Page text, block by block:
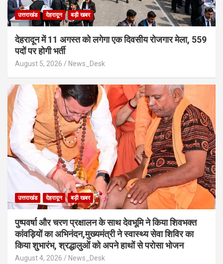
उत्तराखंड देहरादून बड़ी खबर
​देहरादून में 11 अगस्त को लगेगा एक दिवसीय रोजगार मेला, 559
पदों पर होगी भर्ती
August 5, 2026 News_Desk
उत्तराखंड देहरादून बड़ी खबर
पुष्पवर्षा और चरण प्रक्षालन के साथ देवभूमि ने किया शिवभक्त
कांवड़ियों का अभिनंदन,मुख्यमंत्री ने स्वास्थ्य सेवा शिविर का
किया शुभारंभ, श्रद्धालुओं को अपने हाथों से परोसा भोजन
August 4, 2026 News_Desk